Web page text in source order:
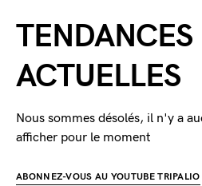
TENDANCES
ACTUELLES
Nous sommes désolés, il n'y a
afficher pour le moment
ABONNEZ-VOUS AU YOUTUBE TRIPALIO